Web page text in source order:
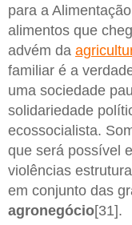
para a
alimentos que
advém da
familiar é a
uma sociedade
solidariedade
ecossocialista.
que será possível
violências
em conjunto das
agronegócio[31].